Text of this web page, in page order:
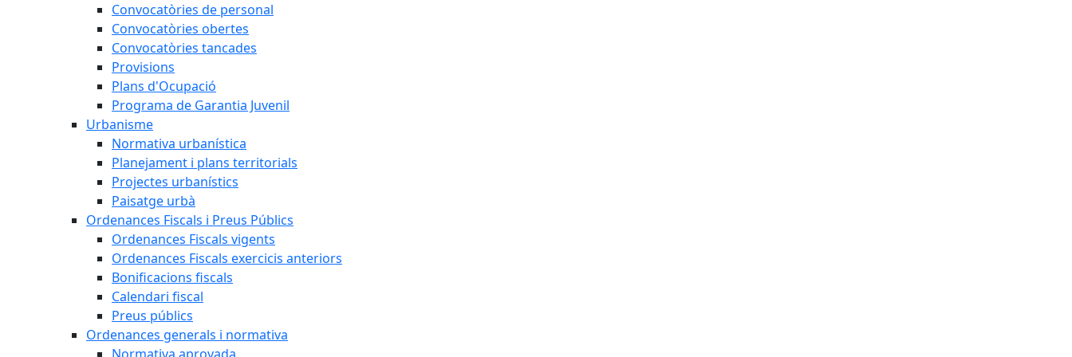
Convocatòries de personal
Convocatòries obertes
Convocatòries tancades
Provisions
Plans d'Ocupació
Programa de Garantia Juvenil
Urbanisme
Normativa urbanística
Planejament i plans territorials
Projectes urbanístics
Paisatge urbà
Ordenances Fiscals i Preus Públics
Ordenances Fiscals vigents
Ordenances Fiscals exercicis anteriors
Bonificacions fiscals
Calendari fiscal
Preus públics
Ordenances generals i normativa